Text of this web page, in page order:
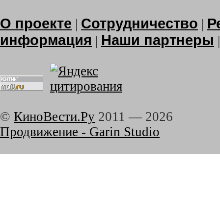
О проекте | Сотрудничество |
информация | Наши партнеры
© КиноВести.Ру 2011 — 2026
Продвижение - Garin Studio